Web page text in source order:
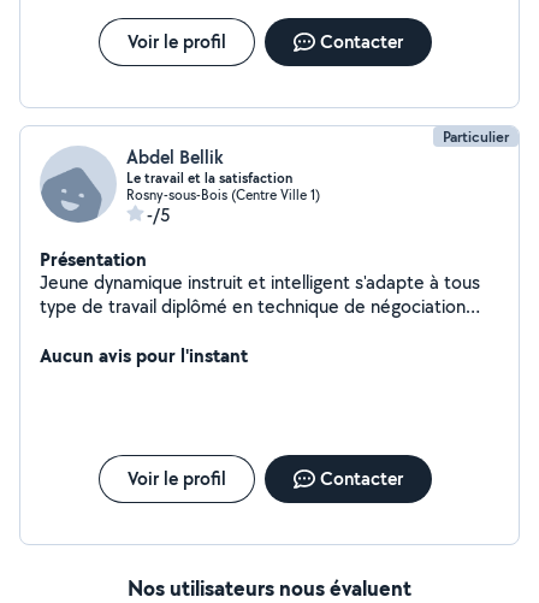
Voir le profil Contacter
Particulier
Abdel Bellik
Le travail et la satisfaction
Rosny-sous-Bois (Centre Ville 1)
-/5
Présentation
Jeune dynamique instruit et intelligent s'adapte à tous
type de travail diplômé en technique de négociation
d'avocat Peut assurer tous types bricolage
Aucun avis pour l'instant
Voir le profil Contacter
Nos utilisateurs nous évaluent